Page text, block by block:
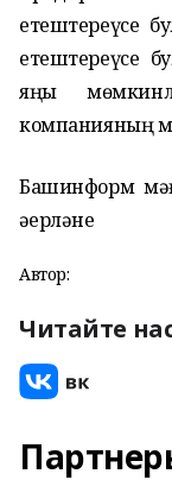
етештереүсе
етештереүсе
яңы
компанияның
Башинформ
әҙерләне
Автор:
Читайте